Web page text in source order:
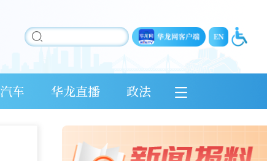
汽车 华龙直播 政法